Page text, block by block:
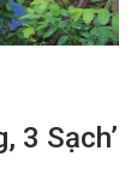
3 Sạch’